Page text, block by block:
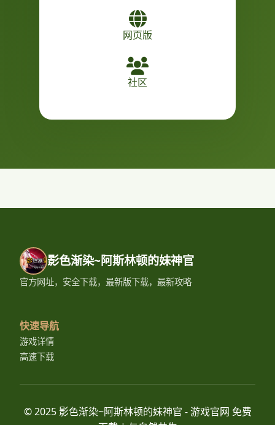
网页版
社区
影色渐染~阿斯林顿的妹神官
官方网址，安全下载，最新版下载，最新攻略
快速导航
游戏详情
高速下载
© 2025 影色渐染~阿斯林顿的妹神官 - 游戏官网 免费